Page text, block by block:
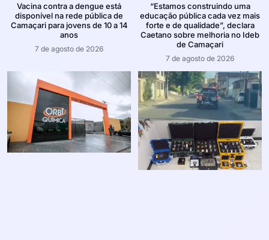
Vacina contra a dengue está
disponível na rede pública de
Camaçari para jovens de 10 a 14
anos
7 de agosto de 2026
“Estamos construindo uma
educação pública cada vez mais
forte e de qualidade”, declara
Caetano sobre melhoria no Ideb
de Camaçari
7 de agosto de 2026